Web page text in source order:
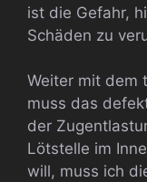
ist die Gefahr,
Schäden zu
Weiter mit dem
muss das
der
Lötstelle im
will, muss ich